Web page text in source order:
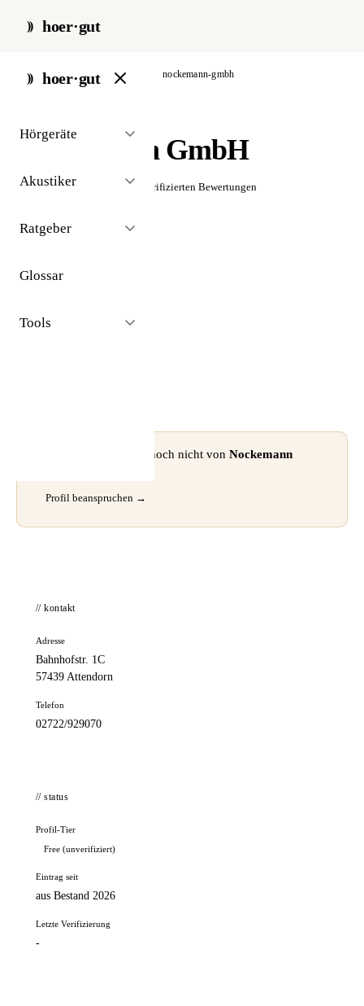
hoer·gut
hoer·gut
Hörgeräte
Akustiker
Ratgeber
Glossar
Tools
start / akustiker / attendorn nockemann-gmbh
Nockemann GmbH
☆☆☆☆☆ Noch keine verifizierten Bewertungen
⚠ Dieses Profil wurde noch nicht von Nockemann
Profil beanspruchen →
// kontakt
Adresse
Bahnhofstr. 1C
57439 Attendorn
Telefon
02722/929070
// status
Profil-Tier
Free (unverifiziert)
Eintrag seit
aus Bestand 2026
Letzte Verifizierung
-